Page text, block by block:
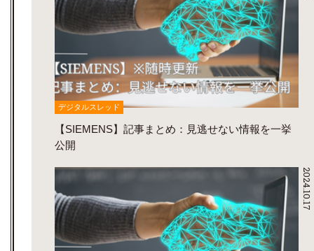
デジタルスレッド
【SIEMENS】記事まとめ：見逃せない情報を一挙
公開
2024.10.17